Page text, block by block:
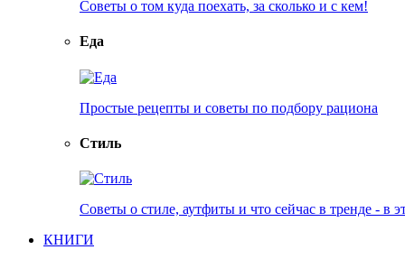
Советы о том куда поехать, за сколько и с кем!
Еда
Простые рецепты и советы по подбору рациона
Стиль
Советы о стиле, аутфиты и что сейчас в тренде - в
КНИГИ